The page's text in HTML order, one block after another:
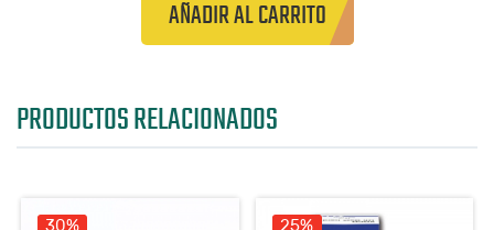
AÑADIR AL CARRITO
PRODUCTOS RELACIONADOS
30% 25%